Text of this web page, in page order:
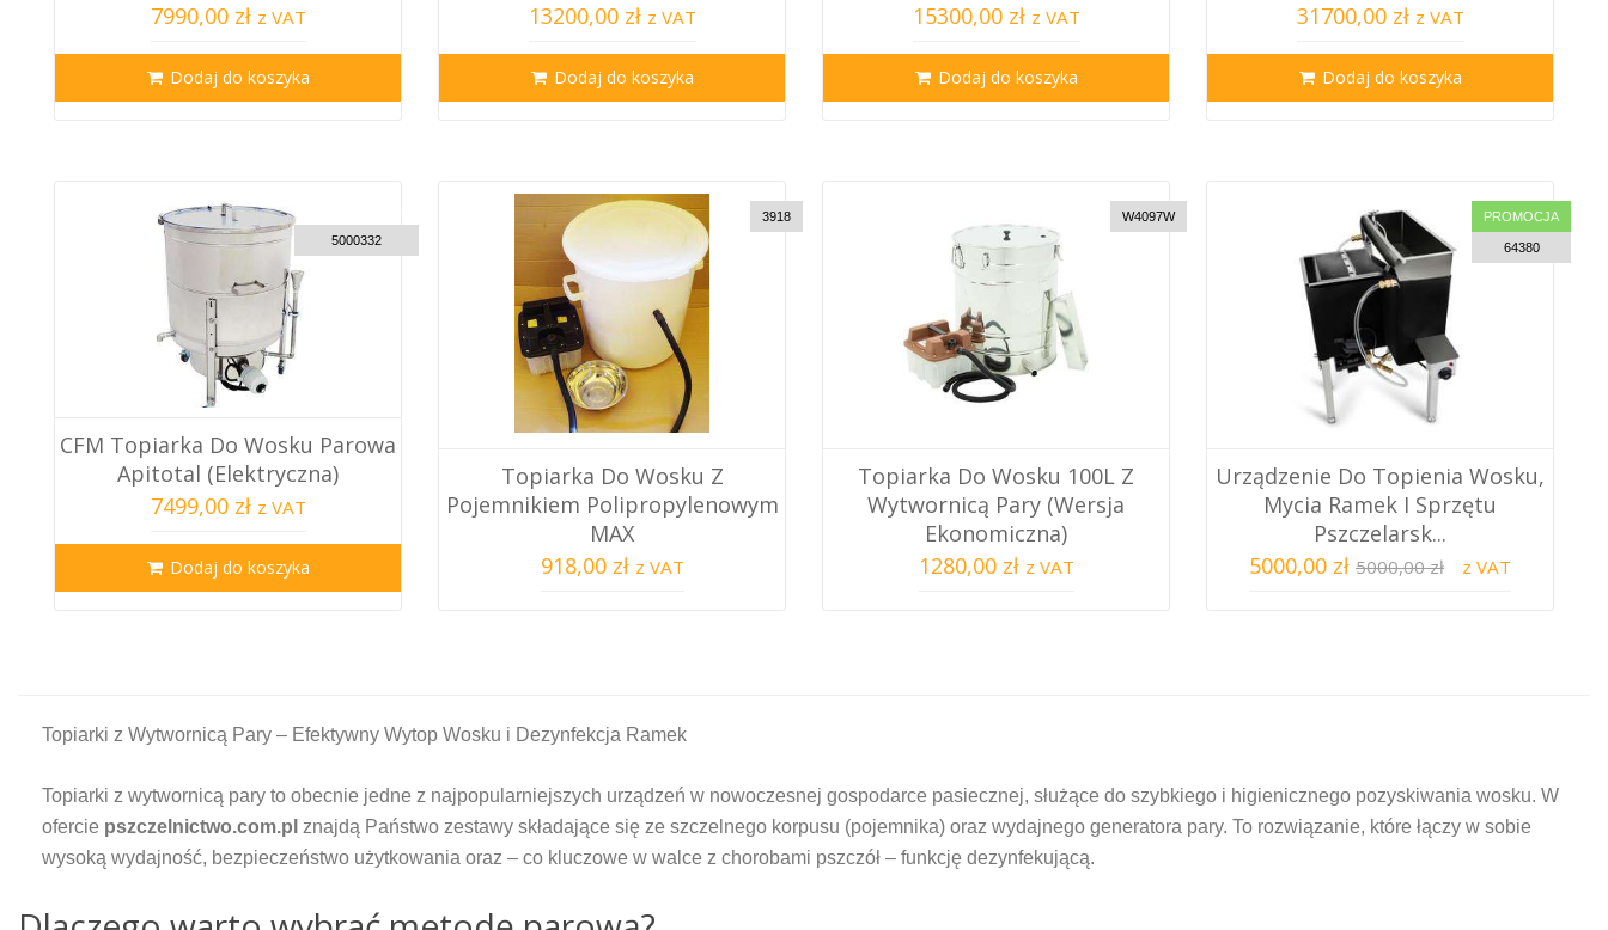
7990,00 zł z VAT
Dodaj do koszyka
13200,00 zł z VAT
Dodaj do koszyka
15300,00 zł z VAT
Dodaj do koszyka
31700,00 zł z VAT
Dodaj do koszyka
5000332
CFM Topiarka Do Wosku Parowa
Apitotal (Elektryczna)
7499,00 zł z VAT
Dodaj do koszyka
3918
Topiarka Do Wosku Z
Pojemnikiem Polipropylenowym
MAX
918,00 zł z VAT
W4097W
Topiarka Do Wosku 100L Z
Wytwornicą Pary (Wersja
Ekonomiczna)
1280,00 zł z VAT
PROMOCJA
64380
Urządzenie Do Topienia Wosku,
Mycia Ramek I Sprzętu
Pszczelarsk...
5000,00 zł 5000,00 zł z VAT
Topiarki z Wytwornicą Pary – Efektywny Wytop Wosku i Dezynfekcja Ramek
Topiarki z wytwornicą pary to obecnie jedne z najpopularniejszych urządzeń w nowoczesnej gospodarce pasiecznej, służące do szybkiego i higienicznego pozyskiwania wosku. W
ofercie pszczelnictwo.com.pl znajdą Państwo zestawy składające się ze szczelnego korpusu (pojemnika) oraz wydajnego generatora pary. To rozwiązanie, które łączy w sobie
wysoką wydajność, bezpieczeństwo użytkowania oraz – co kluczowe w walce z chorobami pszczół – funkcję dezynfekującą.